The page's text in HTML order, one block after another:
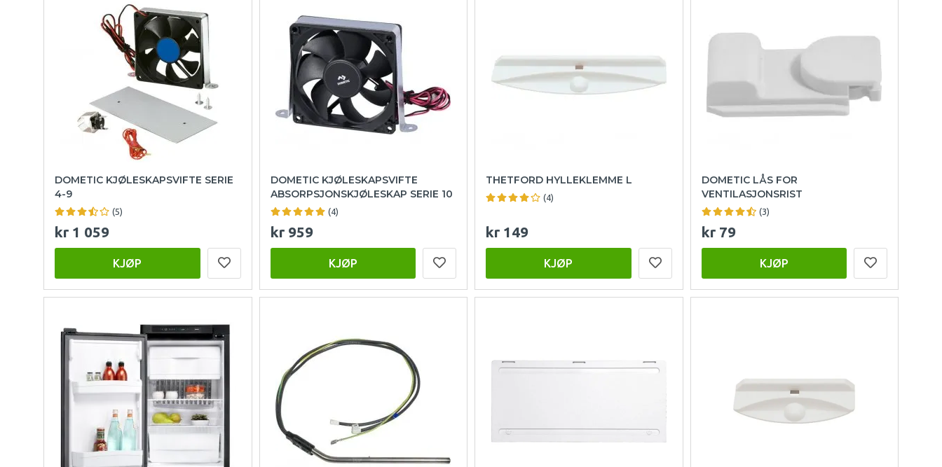
DOMETIC KJØLESKAPSVIFTE SERIE
4-9
(5)
kr 1 059
KJØP
DOMETIC KJØLESKAPSVIFTE
ABSORPSJONSKJØLESKAP SERIE 10
(4)
kr 959
KJØP
THETFORD HYLLEKLEMME L
(4)
kr 149
KJØP
DOMETIC LÅS FOR
VENTILASJONSRIST
(3)
kr 79
KJØP